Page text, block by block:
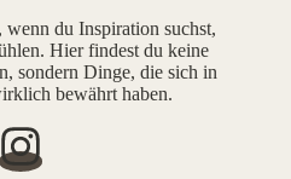
du Inspiration suchst,
Hier findest du keine
sondern Dinge, die sich in
bewährt haben.